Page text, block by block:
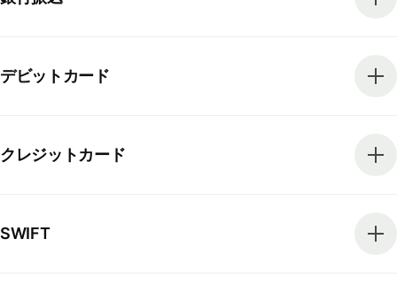
デビットカード
クレジットカード
SWIFT